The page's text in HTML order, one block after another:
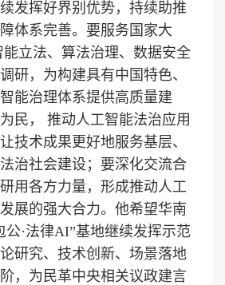
发挥好界别优势，持续助推
体系完善。要服务国家大
立法、算法治理、数据安全
研，为构建具有中国特色、
能治理体系提供高质量建
民， 推动人工智能法治应用
技术成果更好地服务基层、
治社会建设；要深化交流合
用各方力量，形成推动人工
展的强大合力。他希望华南
公·法律AI”基地继续发挥示范
研究、技术创新、场景落地
，为民革中央相关议政建言